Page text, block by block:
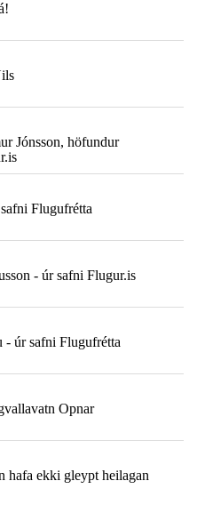
Jónsson, höfundur
Flugufrétta
- úr safni Flugur.is
úr safni Flugufrétta
Opnar
hafa ekki gleypt heilagan